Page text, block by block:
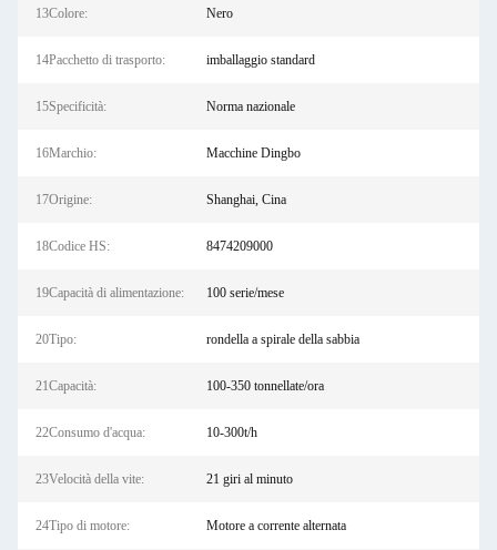
13Colore: Nero
14Pacchetto di trasporto: imballaggio standard
15Specificità: Norma nazionale
16Marchio: Macchine Dingbo
17Origine: Shanghai, Cina
18Codice HS: 8474209000
19Capacità di alimentazione: 100 serie/mese
20Tipo: rondella a spirale della sabbia
21Capacità: 100-350 tonnellate/ora
22Consumo d'acqua: 10-300t/h
23Velocità della vite: 21 giri al minuto
24Tipo di motore: Motore a corrente alternata